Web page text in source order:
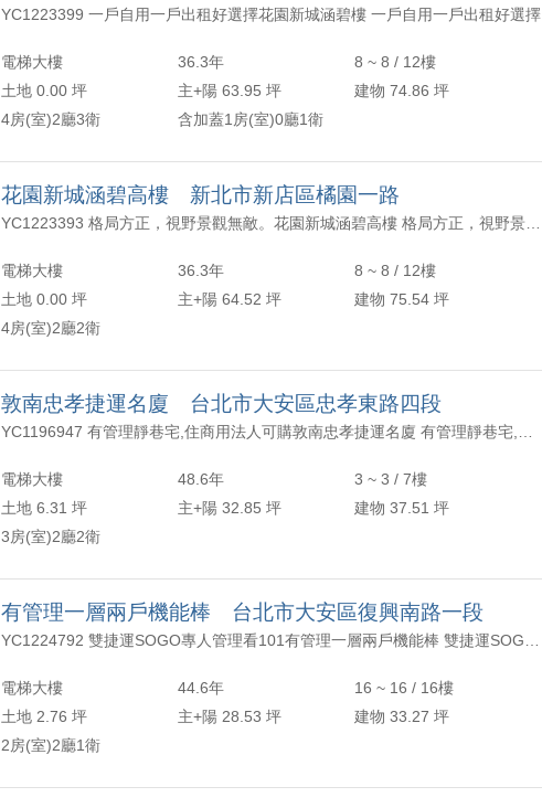
YC1223399 一戶自用一戶出租好選擇花園新城涵碧樓 一戶自用一戶出租好選擇
電梯大樓 36.3年
8 ~ 8 / 12樓
土地 0.00 坪
主+陽 63.95 坪
建物 74.86 坪
4房(室)2廳3衛
含加蓋1房(室)0廳1衛
花園新城涵碧高樓 新北市新店區橘園一路
電梯大樓 36.3年
8 ~ 8 / 12樓
土地 0.00 坪
主+陽 64.52 坪
建物 75.54 坪
4房(室)2廳2衛
敦南忠孝捷運名廈 台北市大安區忠孝東路四段
電梯大樓 48.6年
3 ~ 3 / 7樓
土地 6.31 坪
主+陽 32.85 坪
建物 37.51 坪
3房(室)2廳2衛
有管理一層兩戶機能棒 台北市大安區復興南路一段
電梯大樓 44.6年
16 ~ 16 / 16樓
土地 2.76 坪
主+陽 28.53 坪
建物 33.27 坪
2房(室)2廳1衛